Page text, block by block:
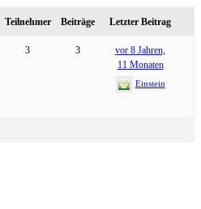
Teilnehmer Beiträge Letzter Beitrag
3 3
vor 8 Jahren,
11 Monaten
Einstein